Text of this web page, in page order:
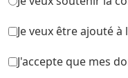
Je veux être ajouté
J'accepte que mes